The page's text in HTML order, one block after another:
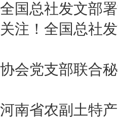
全国总社发文部
关注！全国总社
协会党支部联合
河南省农副土特